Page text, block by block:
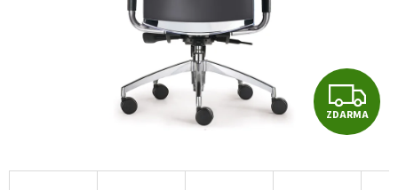
Z
D
A
ZDARMA